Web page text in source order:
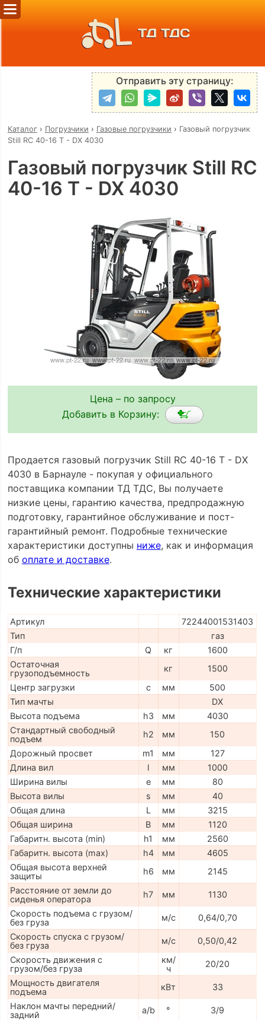
ТД ТДС
Отправить эту страницу:
Каталог› Погрузчики › Газовые погрузчики › Газовый погрузчик
Still RC 40-16 T - DX 4030
Газовый погрузчик Still RC
40-16 T - DX 4030
Цена – по запросу
Добавить в Корзину:
Продается газовый погрузчик Still RC 40-16 T - DX
4030 в Барнауле - покупая у официального
поставщика компании ТД ТДС, Вы получаете
низкие цены, гарантию качества, предпродажную
подготовку, гарантийное обслуживание и пост-
гарантийный ремонт. Подробные технические
характеристики доступны ниже, как и информация
об оплате и доставке.
Технические характеристики
Артикул
72244001531403
Тип
газ
Г/п
Q кг
1600
Остаточная
грузоподъемность
кг
1500
Центр загрузки
c мм
500
Тип мачты
DX
Высота подъема
h3 мм
4030
Стандартный свободный
подъем
h2 мм
150
Дорожный просвет
m1 мм
127
Длина вил
l мм
1000
Ширина вилы
e мм
80
Высота вилы
s мм
40
Общая длина
L мм
3215
Общая ширина
B мм
1120
Габаритн. высота (min)
h1 мм
2560
Габаритн. высота (max)
h4 мм
4605
Общая высота верхней
защиты
h6 мм
2145
Расстояние от земли до
сиденья оператора
h7 мм
1130
Скорость подъема с грузом/
без груза
м/с
0,64/0,70
Скорость спуска с грузом/
без груза
м/с
0,50/0,42
Скорость движения с
грузом/без груза
км/
ч
20/20
Мощность двигателя
подъема
кВт
33
Наклон мачты передний/
задний
a/b °
3/9